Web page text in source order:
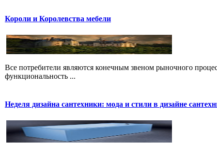
Короли и Королевства мебели
Все потребители являются конечным звеном рыночного
функциональность ...
Неделя дизайна сантехники: мода и стили в дизайне